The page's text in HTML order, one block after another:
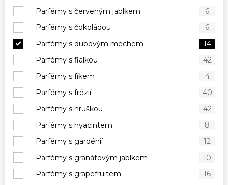
Parfémy s červeným jablkem
6
Parfémy s čokoládou
6
Parfémy s dubovým mechem
14
Parfémy s fialkou
42
Parfémy s fíkem
4
Parfémy s frézií
40
Parfémy s hruškou
42
Parfémy s hyacintem
8
Parfémy s gardénií
12
Parfémy s granátovým jablkem
10
Parfémy s grapefruitem
16